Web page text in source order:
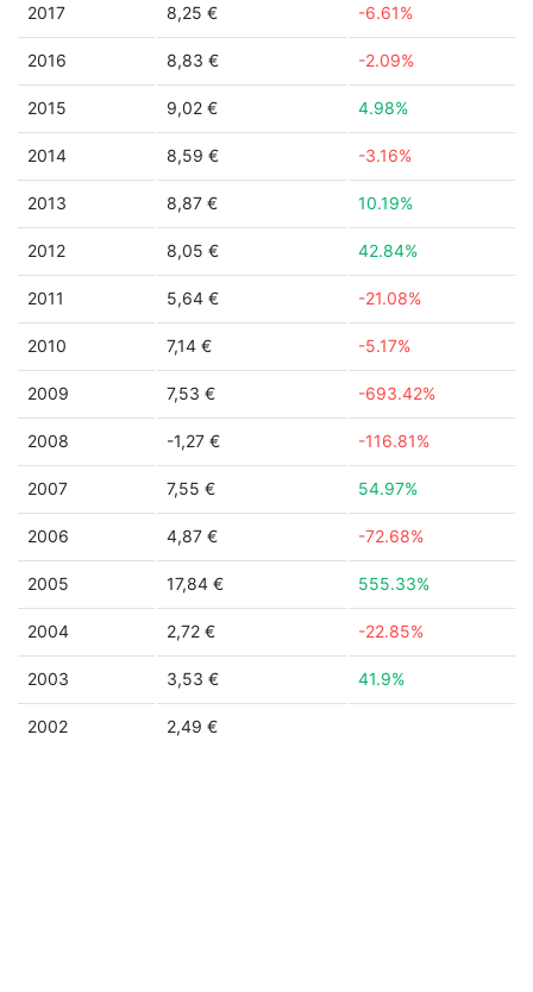
2017 8,25 € -6.61%
2016 8,83 € -2.09%
2015 9,02 € 4.98%
2014 8,59 € -3.16%
2013 8,87 € 10.19%
2012 8,05 € 42.84%
2011 5,64 € -21.08%
2010 7,14 € -5.17%
2009 7,53 € -693.42%
2008 -1,27 € -116.81%
2007 7,55 € 54.97%
2006 4,87 € -72.68%
2005 17,84 € 555.33%
2004 2,72 € -22.85%
2003 3,53 € 41.9%
2002 2,49 €